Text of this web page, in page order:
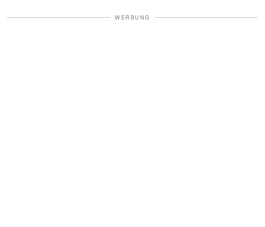
WERBUNG